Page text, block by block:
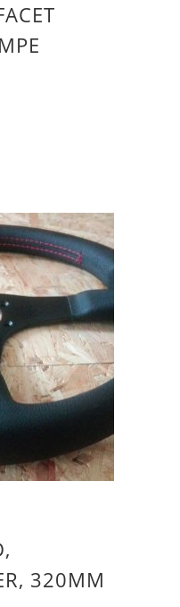
K
320MM